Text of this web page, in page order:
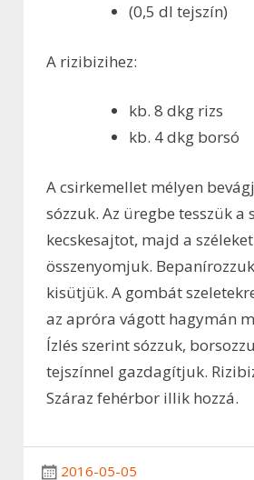
(0,5 dl tejszín)
A rizibizihez:
kb. 8 dkg rizs
kb. 4 dkg borsó
A csirkemellet mélyen
sózzuk. Az üregbe tesszük a
kecskesajtot, majd a széleket
összenyomjuk.
kisütjük. A gombát
az apróra vágott hagymán
Ízlés szerint sózzuk,
tejszínnel gazdagítjuk.
Száraz fehérbor illik hozzá.
2016-05-05